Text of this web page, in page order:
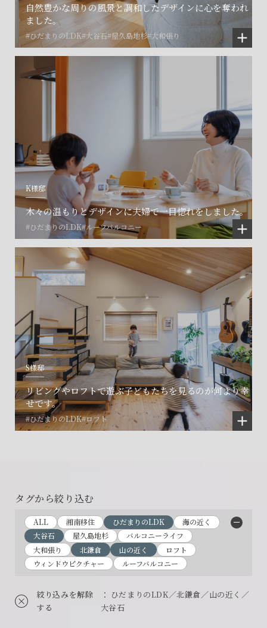
自然豊かな周りの風景と調和したデザインに心を奪われ
ました。
#ひだまりのLDK#大谷石#屋久島地杉#大和張り
K様邸
木々の温もりとデザインに夫婦で一目惚れをしました。
#ひだまりのLDK#ルーフバルコニー
S様邸
リビングやロフトで遊ぶ子どもたちを見るのが何より幸
せです。
#ひだまりのLDK#ロフト
タグから絞り込む
ALL 湘南移住 ひだまりのLDK
海の近く
大谷石
屋久島地杉
バルコニーライフ
大和張り
北鎌倉 山の近く
ロフト
ウィンドウピクチャー
ルーフバルコニー
絞り込みを解除
する
： ひだまりのLDK／北鎌倉／山の近く／
大谷石
©SET inc.